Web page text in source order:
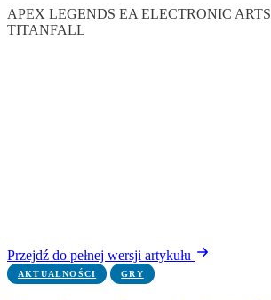
APEX LEGENDS EA ELECTRONIC ARTS
TITANFALL
Przejdź do pełnej wersji artykułu
AKTUALNOŚCI GRY